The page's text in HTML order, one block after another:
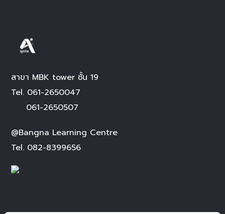
สาขา MBK tower ชั้น 19
Tel. 061-2650047
061-2650507
@Bangna Learning Centre
Tel. 082-8399656